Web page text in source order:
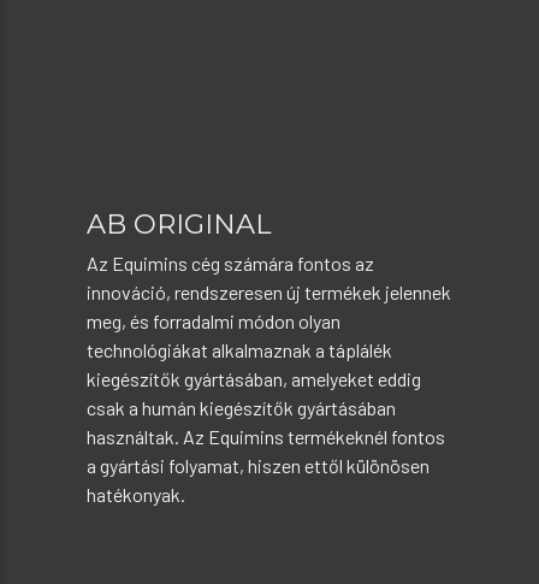
AB ORIGINAL
Az Equimins cég számára fontos az
innováció, rendszeresen új termékek jelennek
meg, és forradalmi módon olyan
technológiákat alkalmaznak a táplálék
kiegészítők gyártásában, amelyeket eddig
csak a humán kiegészítők gyártásában
használtak. Az Equimins termékeknél fontos
a gyártási folyamat, hiszen ettől különösen
hatékonyak.